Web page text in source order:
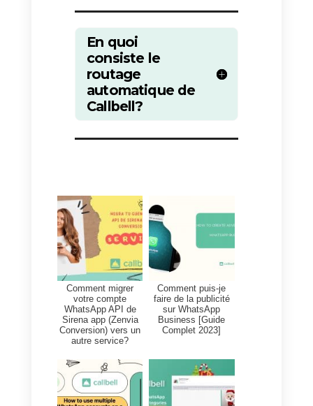
survenir lors d’une vente ou
demande de support. Pour cela,
nous devons trouver une
alternative qui puisse combiner